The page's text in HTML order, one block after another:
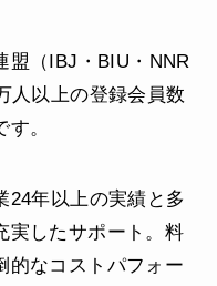
盟（IBJ・BIU・NNR
人以上の登録会員数
。
24年以上の実績と多
実したサポート。料
的なコストパフォー